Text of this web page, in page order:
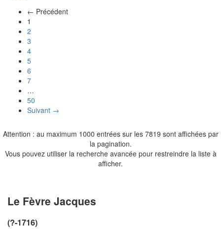
← Précédent
1
2
3
4
5
6
7
…
50
Suivant →
Attention : au maximum 1000 entrées sur les 7819 sont affichées par
la pagination.
Vous pouvez utiliser la recherche avancée pour restreindre la liste à
afficher.
Le Fèvre Jacques
(?-1716)